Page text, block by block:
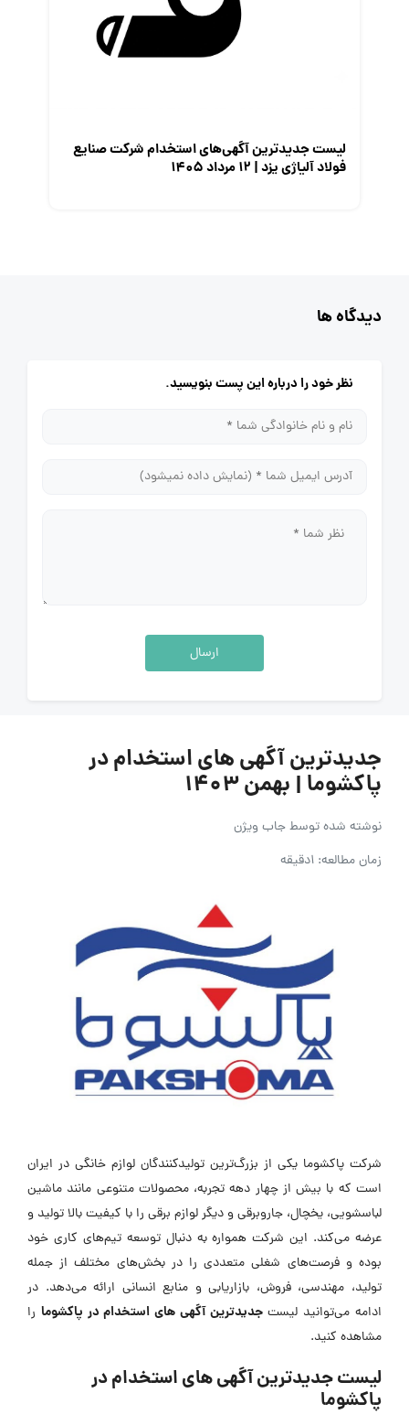
لیست جدیدترین آگهی‌های استخدام شرکت صنایع
فولاد آلیاژی یزد | ۱۲ مرداد ۱۴۰۵
دیدگاه ها
نظر خود را درباره این پست بنویسید.
ارسال
جدیدترین آگهی های استخدام در
پاکشوما | بهمن ۱۴۰۳
نوشته شده توسطجاب ویژن
زمان مطالعه: 1دقیقه
شرکت پاکشوما یکی از بزرگ‌ترین تولیدکنندگان لوازم خانگی در ایران
است که با بیش از چهار دهه تجربه، محصولات متنوعی مانند ماشین
لباسشویی، یخچال، جاروبرقی و دیگر لوازم برقی را با کیفیت بالا تولید و
عرضه می‌کند. این شرکت همواره به دنبال توسعه تیم‌های کاری خود
بوده و فرصت‌های شغلی متعددی را در بخش‌های مختلف از جمله
تولید، مهندسی، فروش، بازاریابی و منابع انسانی ارائه می‌دهد. در
ادامه می‌توانید لیستجدیدترین آگهی های استخدام در پاکشوما را
مشاهده کنید.
لیست جدیدترین آگهی های استخدام در
پاکشوما